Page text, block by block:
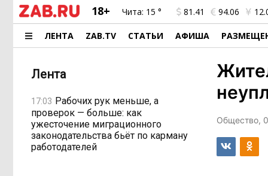
18+ Чита: 15 ° 81.41 94.06
ЛЕНТА ZAB.TV СТАТЬИ АФИША
Лента
17:03 Рабочих рук меньше, а
проверок — больше: как
ужесточение миграционного
законодательства бьёт по карману
работодателей
Общество,